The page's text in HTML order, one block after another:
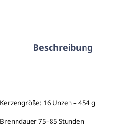
Beschreibung
Kerzengröße: 16 Unzen – 454 g
Brenndauer 75–85 Stunden